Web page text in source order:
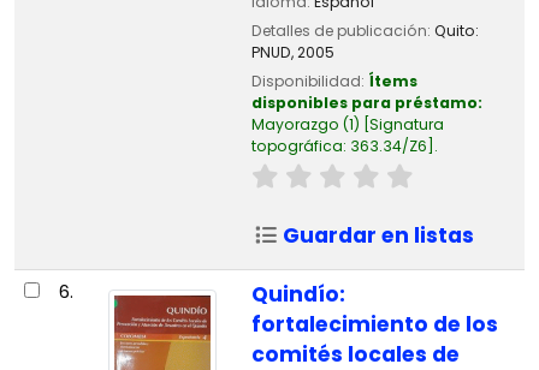
Detalles de publicación: Quito:
PNUD,2005
Disponibilidad: Ítems
disponibles para préstamo:
Mayorazgo (1) Signatura
topográfica: 363.34/Z6 .
Guardar en listas
6.
Quindío:
fortalecimiento de los
comités locales de